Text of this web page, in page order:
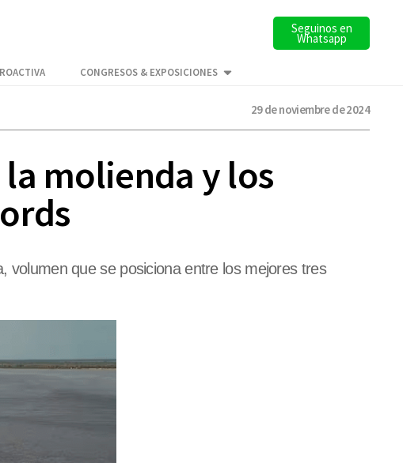
Seguinos en
Whatsapp
CONGRESOS & EXPOSICIONES
29 de noviembre de 2024
molienda y los
volumen que se posiciona entre los mejores tres